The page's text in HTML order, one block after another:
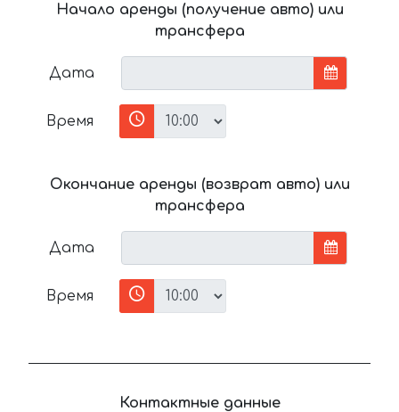
Начало аренды (получение авто) или
трансфера
Дата
Время
Окончание аренды (возврат авто) или
трансфера
Дата
Время
Контактные данные